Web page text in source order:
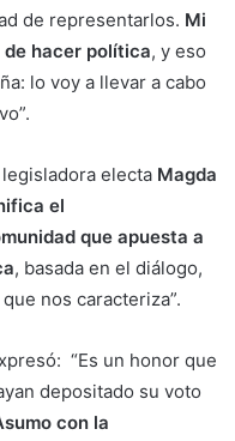
de representarlos. Mi
hacer política, y eso
lo voy a llevar a cabo
electa Magda
el
que apuesta a
, basada en el diálogo,
nos caracteriza”.
“Es un honor que
depositado su voto
con la